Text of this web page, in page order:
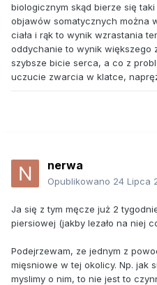
biologicznym skąd bierze się
objawów somatycznych można
ciała i rąk to wynik wzrastania
oddychanie to wynik większego
szybsze bicie serca, a co z
uczucie zwarcia w klatce,
nerwa
Opublikowano 24 Lipca
Ja się z tym męcze już 2
piersiowej (jakby lezało na niej
Podejrzewam, ze jednym z
mięsniowe w tej okolicy. Np. jak
myslimy o nim, to nie jest to